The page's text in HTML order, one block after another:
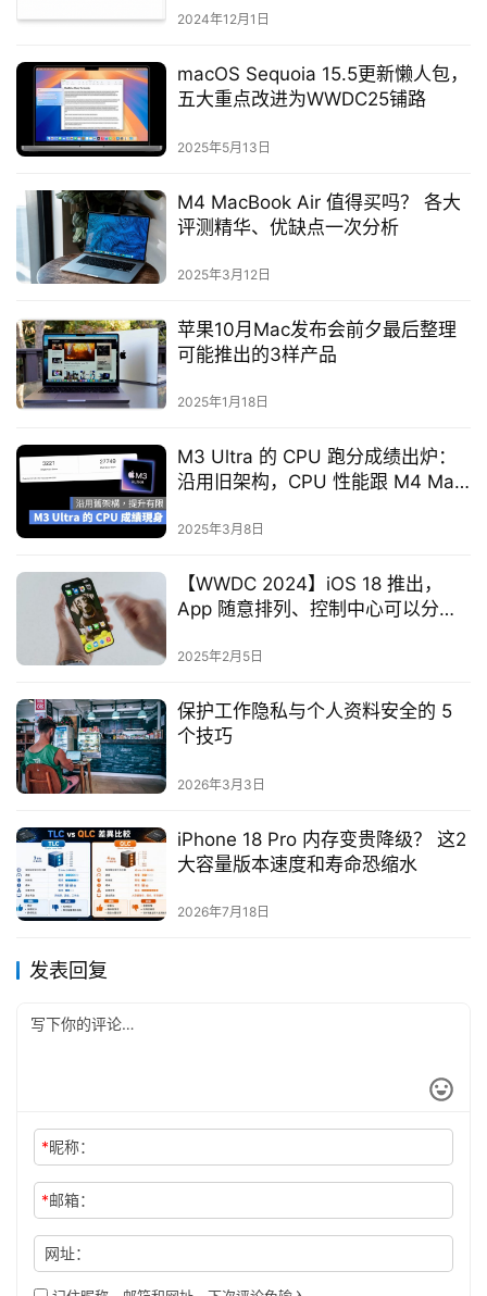
2024年12月1日
macOS Sequoia 15.5更新懒人包，
五大重点改进为WWDC25铺路
2025年5月13日
M4 MacBook Air 值得买吗？ 各大
评测精华、优缺点一次分析
2025年3月12日
苹果10月Mac发布会前夕最后整理
可能推出的3样产品
2025年1月18日
M3 Ultra 的 CPU 跑分成绩出炉：
沿用旧架构，CPU 性能跟 M4 Max
2025年3月8日
【WWDC 2024】iOS 18 推出，
App 随意排列、控制中心可以分
App
2025年2月5日
保护工作隐私与个人资料安全的 5
个技巧
2026年3月3日
iPhone 18 Pro 内存变贵降级？ 这2
大容量版本速度和寿命恐缩水
2026年7月18日
发表回复
*昵称：
*邮箱：
网址：